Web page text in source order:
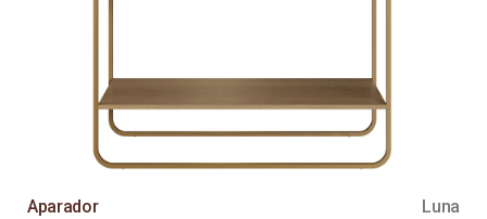
Aparador Luna